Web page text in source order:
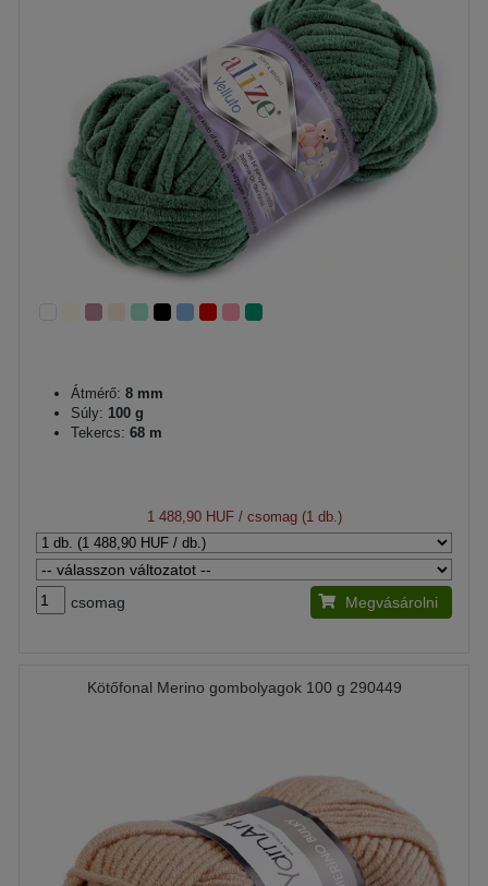
Átmérő: 8 mm
Súly: 100 g
Tekercs: 68 m
1 488,90 HUF/ csomag (1 db.)
csomag Megvásárolni
Kötőfonal Merino gombolyagok 100 g 290449